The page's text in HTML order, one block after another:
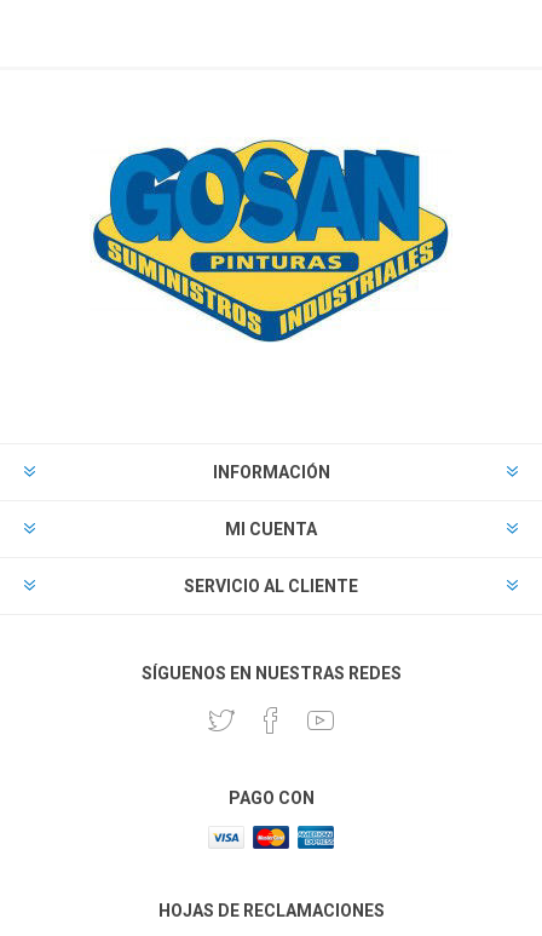
INFORMACIÓN
MI CUENTA
SERVICIO AL CLIENTE
SÍGUENOS EN NUESTRAS REDES
PAGO CON
HOJAS DE RECLAMACIONES